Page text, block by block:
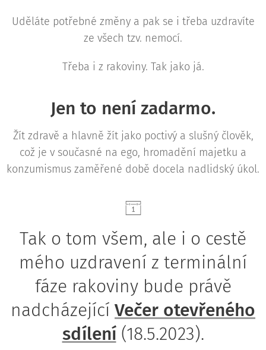
Uděláte potřebné změny a pak se i třeba uzdravíte
ze všech tzv. nemocí.
Třeba i z rakoviny. Tak jako já.
Jen to není zadarmo.
Žít zdravě a hlavně žít jako poctivý a slušný člověk,
což je v současné na ego, hromadění majetku a
konzumismus zaměřené době docela nadlidský úkol.
Tak o tom všem, ale i o cestě
mého uzdravení z terminální
fáze rakoviny bude právě
nadcházející Večer otevřeného
sdílení(18.5.2023).